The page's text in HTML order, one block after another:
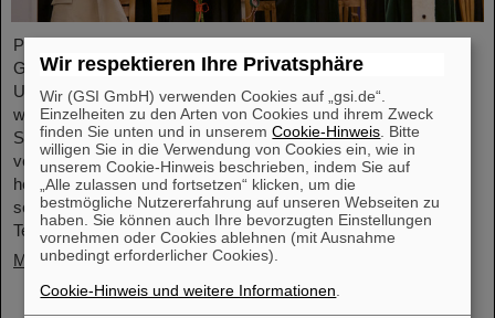
Professor Paolo Giubellino, ehemaliger Wissenschaftlicher
Geschäftsführer von GSI und FAIR, ist von der Technischen
Universität Warschau mit der Ehrendoktorwürde ausgezeichnet
worden. Sie wurde am 6. Mai 2026 im Rahmen einer feierlichen
Sitzung des Senats der Technischen Universität Warschau
verliehen. Die Universität würdigt damit Giubellinos
herausragende Beiträge zur Kern- und Teilchenphysik sowie
seine langjährige und erfolgreiche Zusammenarbeit mit der
Technischen Universität Warschau. ...
Mehr »
Wir respektieren Ihre Privatsphäre
Wir (GSI GmbH) verwenden Cookies auf „gsi.de“.
Einzelheiten zu den Arten von Cookies und ihrem Zweck
finden Sie unten und in unseremCookie-Hinweis . Bitte
willigen Sie in die Verwendung von Cookies ein, wie in
unserem Cookie-Hinweis beschrieben, indem Sie auf
„Alle zulassen und fortsetzen“ klicken, um die
bestmögliche Nutzererfahrung auf unseren Webseiten zu
haben. Sie können auch Ihre bevorzugten Einstellungen
vornehmen oder Cookies ablehnen (mit Ausnahme
unbedingt erforderlicher Cookies).
Cookie-Hinweis und weitere Informationen